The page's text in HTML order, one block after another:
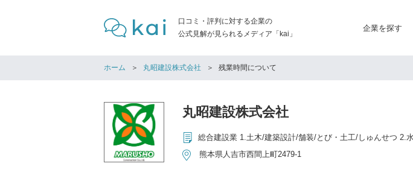
口コミ・評判に対する企業の
公式見解が見られるメディア「kai」
企業を探す
ホーム 丸昭建設株式会社 残業時間について
丸昭建設株式会社
熊本県人吉市西間上町2479-1